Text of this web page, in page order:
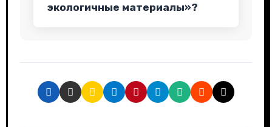
экологичные материалы»?